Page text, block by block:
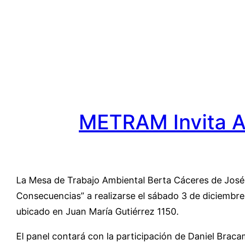
METRAM Invita
La Mesa de Trabajo Ambiental Berta Cáceres de
Consecuencias” a realizarse el sábado 3 de
ubicado en Juan María Gutiérrez 1150.
El panel contará con la participación de Daniel